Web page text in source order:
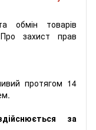
обмін товарів
захист прав
протягом 14
за